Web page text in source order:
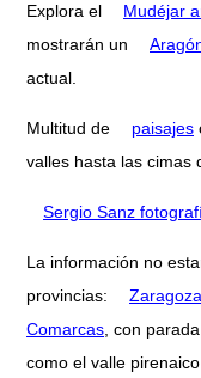
Explora el Mudéjar
mostrarán un
actual.
Multitud de paisajes
valles hasta las cimas
Sergio Sanz
La información no
provincias:
Zaragoza
Comarcas , con
como el valle